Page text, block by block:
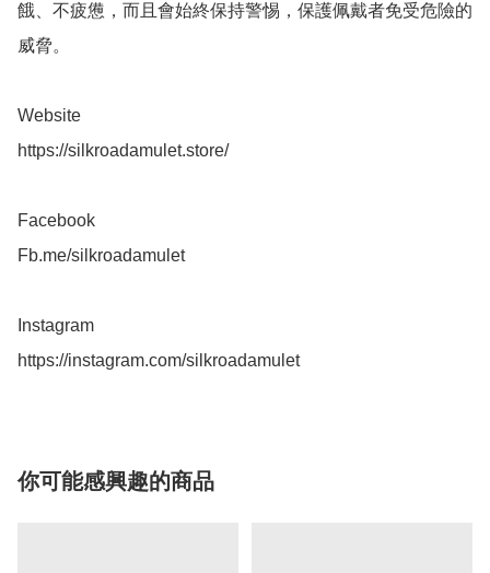
餓、不疲憊，而且會始終保持警惕，保護佩戴者免受危險的
威脅。
Website
https://silkroadamulet.store/
Facebook
Fb.me/silkroadamulet
Instagram
你可能感興趣的商品